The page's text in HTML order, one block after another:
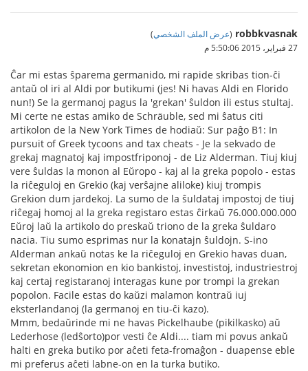
robbkvasnak
(عرض الملف الشخصي)
27 فبراير، 2015 5:50:06 م
Ĉar mi estas ŝparema germanido, mi rapide skribas tion-ĉi
antaŭ ol iri al Aldi por butikumi (jes! Ni havas Aldi en Florido
nun!) Se la germanoj pagus la 'grekan' ŝuldon ili estus stultaj.
Mi certe ne estas amiko de Schräuble, sed mi ŝatus citi
artikolon de la New York Times de hodiaŭ: Sur paĝo B1: In
pursuit of Greek tycoons and tax cheats - Je la sekvado de
grekaj magnatoj kaj impostfriponoj - de Liz Alderman. Tiuj kiuj
vere ŝuldas la monon al Eŭropo - kaj al la greka popolo - estas
la riĉeguloj en Grekio (kaj verŝajne aliloke) kiuj trompis
Grekion dum jardekoj. La sumo de la ŝuldataj impostoj de tiuj
riĉegaj homoj al la greka registaro estas ĉirkaŭ 76.000.000.000
Eŭroj laŭ la artikolo do preskaŭ triono de la greka ŝuldaro
nacia. Tiu sumo esprimas nur la konatajn ŝuldojn. S-ino
Alderman ankaŭ notas ke la riĉeguloj en Grekio havas duan,
sekretan ekonomion en kio bankistoj, investistoj, industriestroj
kaj certaj registaranoj interagas kune por trompi la grekan
popolon. Facile estas do kaŭzi malamon kontraŭ iuj
eksterlandanoj (la germanoj en tiu-ĉi kazo).
Mmm, bedaŭrinde mi ne havas Pickelhaube (pikilkasko) aŭ
Lederhose (ledŝorto)por vesti ĉe Aldi.... tiam mi povus ankaŭ
halti en greka butiko por aĉeti feta-fromaĝon - duapense eble
mi preferus aĉeti labne-on en la turka butiko.